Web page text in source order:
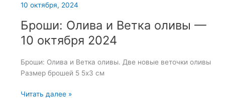
10 октября, 2024
Броши: Олива и Ветка оливы —
10 октября 2024
Броши: Олива и Ветка оливы. Две новые веточки оливы
Размер брошей 5 5х3 см
Броши:
Читать далее »